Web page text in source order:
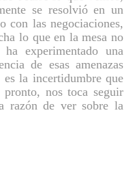
se resolvió en un
con las negociaciones,
lo que en la mesa no
experimentado una
de esas amenazas
la incertidumbre que
nos toca seguir
razón de ver sobre la